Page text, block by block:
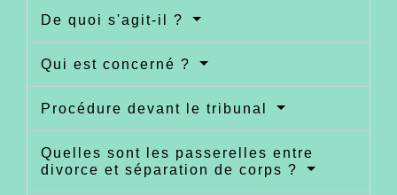
De quoi s'agit-il ?
Qui est concerné ?
Procédure devant le tribunal
Quelles sont les passerelles entre
divorce et séparation de corps ?